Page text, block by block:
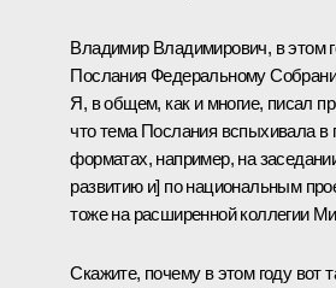
Владимир Владимирович, в этом
Послания Федеральному
Я, в общем, как и многие, писал
что тема Послания вспыхивала в
форматах, например, на
развитию и] по национальным
тоже на расширенной коллегии
Скажите, почему в этом году вот